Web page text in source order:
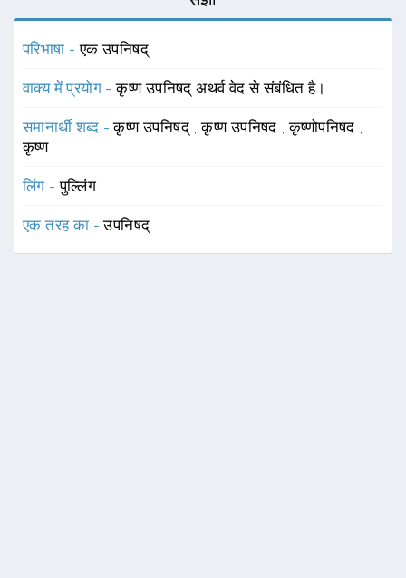
परिभाषा -एक उपनिषद्
वाक्य में प्रयोग -कृष्ण उपनिषद् अथर्व वेद से संबंधित है।
समानार्थी शब्द -कृष्ण उपनिषद् ,कृष्ण उपनिषद ,कृष्णोपनिषद ,
कृष्ण
लिंग -पुल्लिंग
एक तरह का -उपनिषद्